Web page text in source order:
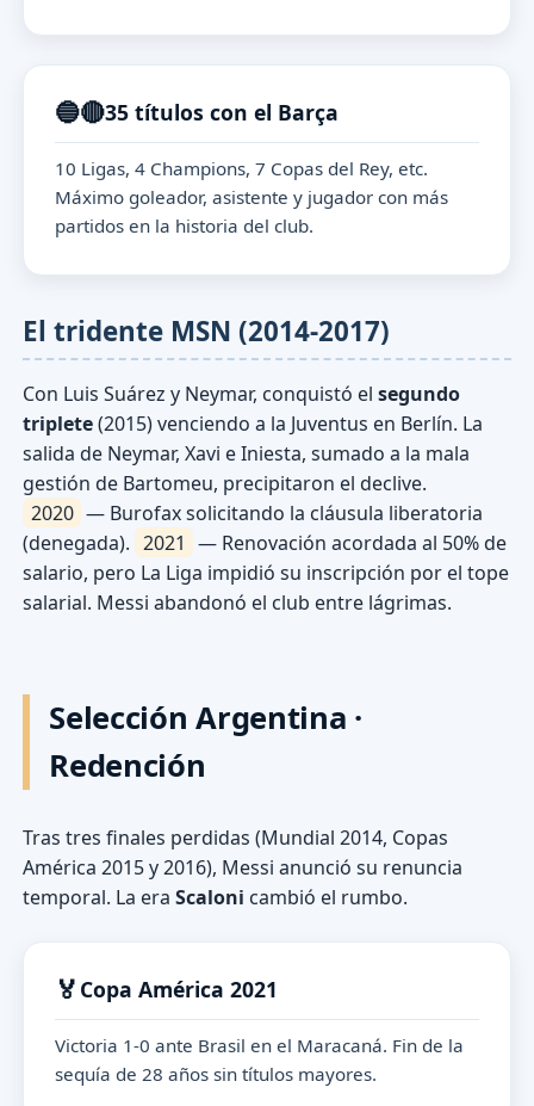
🔵🔴35 títulos con el Barça
10 Ligas, 4 Champions, 7 Copas del Rey, etc.
Máximo goleador, asistente y jugador con más
partidos en la historia del club.
El tridente MSN (2014-2017)
Con Luis Suárez y Neymar, conquistó elsegundo
triplete(2015) venciendo a la Juventus en Berlín. La
salida de Neymar, Xavi e Iniesta, sumado a la mala
gestión de Bartomeu, precipitaron el declive.
2020 — Burofax solicitando la cláusula liberatoria
(denegada). 2021 — Renovación acordada al 50% de
salario, pero La Liga impidió su inscripción por el tope
salarial. Messi abandonó el club entre lágrimas.
Selección Argentina ·
Redención
Tras tres finales perdidas (Mundial 2014, Copas
América 2015 y 2016), Messi anunció su renuncia
temporal. La eraScaloni cambió el rumbo.
🏅 Copa América 2021
Victoria 1-0 ante Brasil en el Maracaná. Fin de la
sequía de 28 años sin títulos mayores.